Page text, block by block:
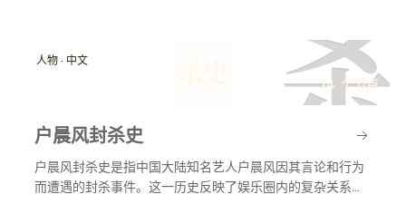
杀
人物 · 中文
14 个节点
户晨风封杀史
户晨风封杀史是指中国大陆知名艺人户晨风因其言论和行为
而遭遇的封杀事件。这一历史反映了娱乐圈内的复杂关系以